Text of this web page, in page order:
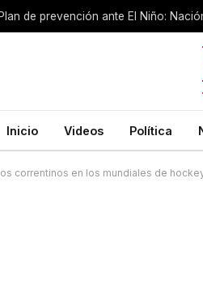
Plan de prevención ante El Niño:
Inicio Videos Política
correntinos en los mundiales de